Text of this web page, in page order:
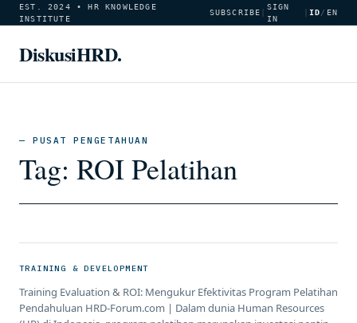
EST. 2024 • HR KNOWLEDGE
INSTITUTE
SUBSCRIBE
SIGN
IN
ID/ EN
DiskusiHRD.
— PUSAT PENGETAHUAN
Tag: ROI Pelatihan
TRAINING & DEVELOPMENT
Training Evaluation & ROI: Mengukur Efektivitas Program Pelatihan
Pendahuluan HRD-Forum.com | Dalam dunia Human Resources